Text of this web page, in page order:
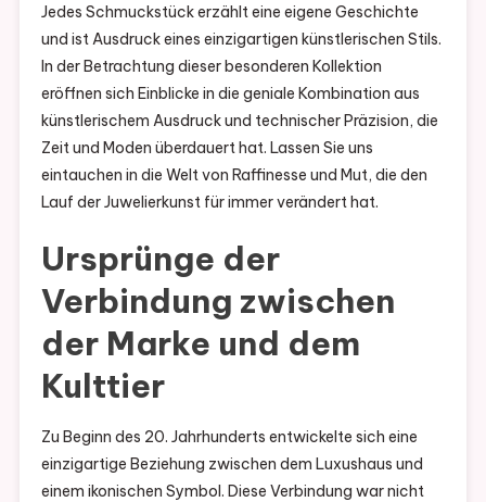
Jedes Schmuckstück erzählt eine eigene Geschichte
und ist Ausdruck eines einzigartigen künstlerischen Stils.
In der Betrachtung dieser besonderen Kollektion
eröffnen sich Einblicke in die geniale Kombination aus
künstlerischem Ausdruck und technischer Präzision, die
Zeit und Moden überdauert hat. Lassen Sie uns
eintauchen in die Welt von Raffinesse und Mut, die den
Lauf der Juwelierkunst für immer verändert hat.
Ursprünge der
Verbindung zwischen
der Marke und dem
Kulttier
Zu Beginn des 20. Jahrhunderts entwickelte sich eine
einzigartige Beziehung zwischen dem Luxushaus und
einem ikonischen Symbol. Diese Verbindung war nicht